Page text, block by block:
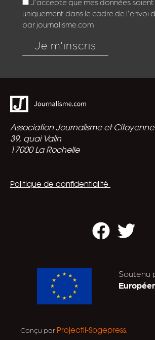
uniquement dans le cadre de l'envoi
par journalisme.com
Je m'inscris
Association Journalisme et
39, quai Valin
17000 La Rochelle
Politique de confidentialité
Soutenu
Conçu par Projectil-Sogepress